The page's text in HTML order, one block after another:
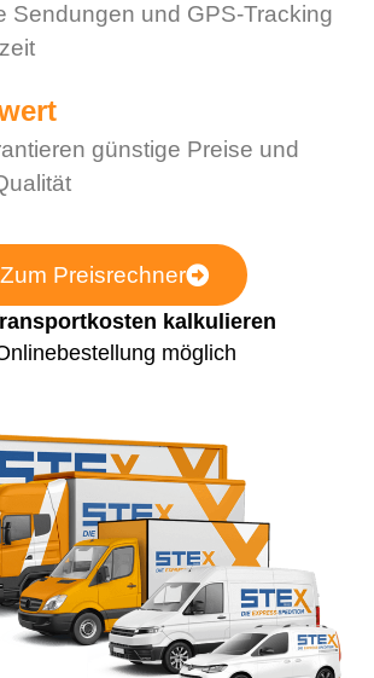
Sendungen und GPS-Tracking
günstige Preise und
Zum Preisrechner
kalkulieren
möglich